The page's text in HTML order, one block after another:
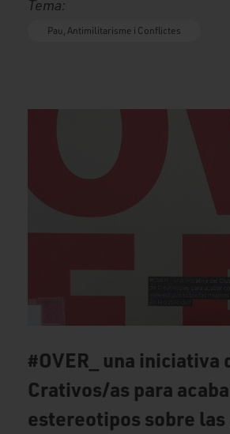
Tema:
Pau, Antimilitarisme i Conflictes
#OVER_ una iniciativa
Crativos/as para
estereotipos sobre